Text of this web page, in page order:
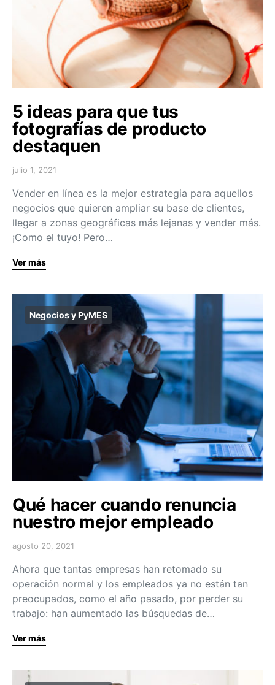
5 ideas para que tus
fotografías de producto
destaquen
julio 1, 2021
Vender en línea es la mejor estrategia para aquellos
negocios que quieren ampliar su base de clientes,
llegar a zonas geográficas más lejanas y vender más.
¡Como el tuyo! Pero…
Ver más
Negocios y PyMES
Qué hacer cuando renuncia
nuestro mejor empleado
agosto 20, 2021
Ahora que tantas empresas han retomado su
operación normal y los empleados ya no están tan
preocupados, como el año pasado, por perder su
trabajo: han aumentado las búsquedas de…
Ver más